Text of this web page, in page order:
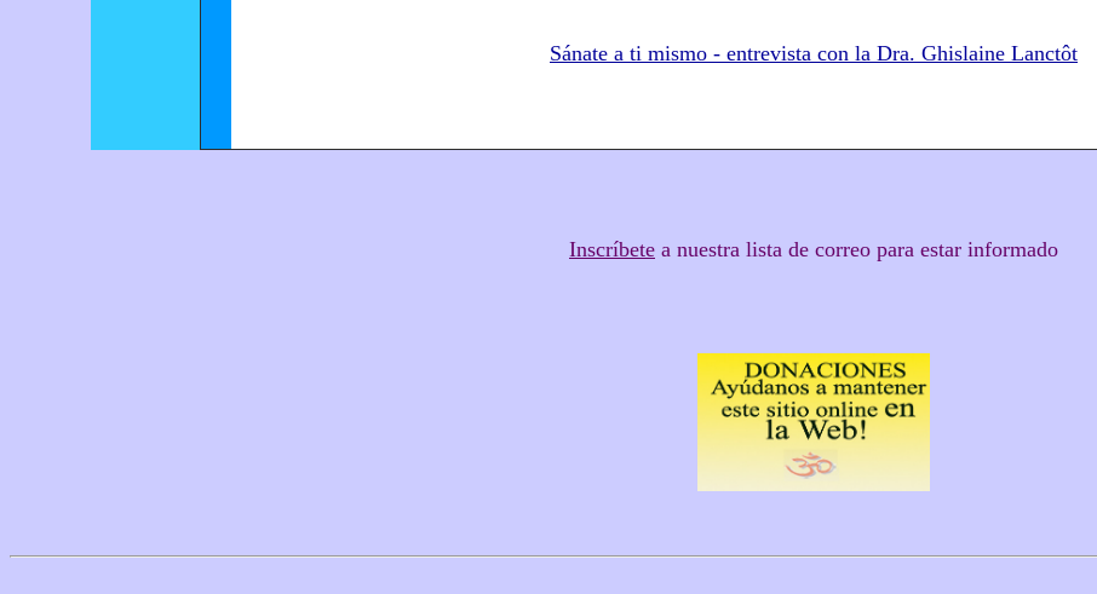
Sánate a ti mismo - entrevista con la Dra. Ghislaine Lanctôt
Inscríbete a nuestra lista de correo para estar informado